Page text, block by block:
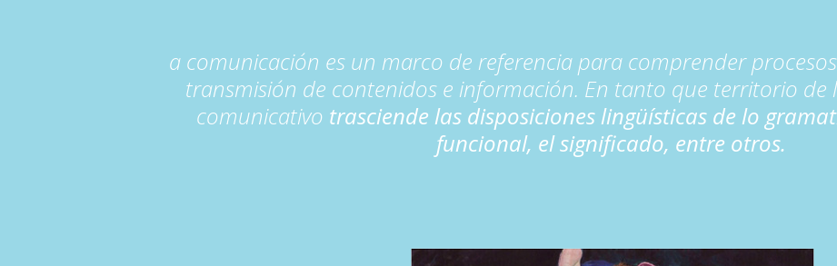
a comunicación es un marco de referencia para comprender
transmisión de contenidos e información. En tanto que territorio de
comunicativo trasciende las disposiciones lingüísticas de lo
funcional, el significado, entre otros.